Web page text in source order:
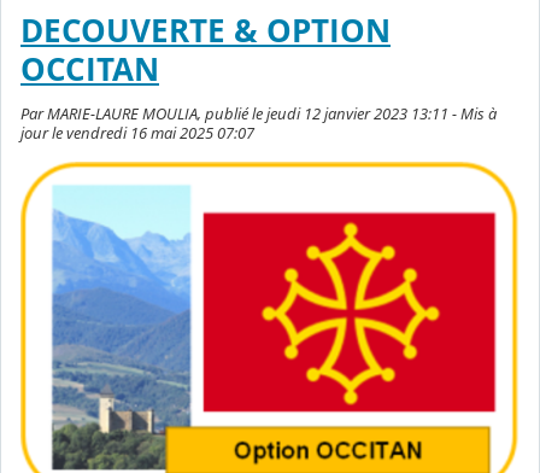
DECOUVERTE & OPTION
OCCITAN
Par MARIE-LAURE MOULIA, publié le jeudi 12 janvier 2023 13:11 - Mis à
jour le vendredi 16 mai 2025 07:07